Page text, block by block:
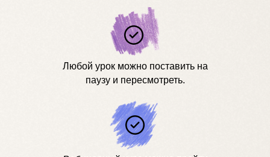
Любой урок можно поставить на
паузу и пересмотреть.